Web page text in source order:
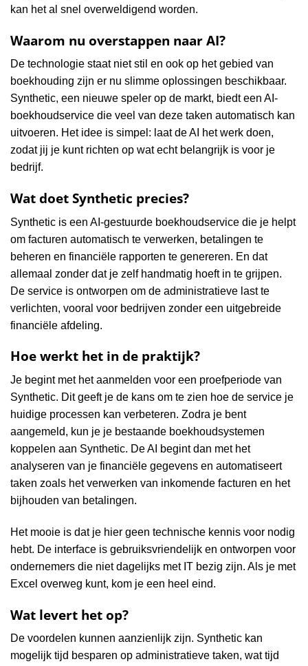
kan het al snel overweldigend worden.
Waarom nu overstappen naar AI?
De technologie staat niet stil en ook op het gebied van
boekhouding zijn er nu slimme oplossingen beschikbaar.
Synthetic, een nieuwe speler op de markt, biedt een AI-
boekhoudservice die veel van deze taken automatisch kan
uitvoeren. Het idee is simpel: laat de AI het werk doen,
zodat jij je kunt richten op wat echt belangrijk is voor je
bedrijf.
Wat doet Synthetic precies?
Synthetic is een AI-gestuurde boekhoudservice die je helpt
om facturen automatisch te verwerken, betalingen te
beheren en financiële rapporten te genereren. En dat
allemaal zonder dat je zelf handmatig hoeft in te grijpen.
De service is ontworpen om de administratieve last te
verlichten, vooral voor bedrijven zonder een uitgebreide
financiële afdeling.
Hoe werkt het in de praktijk?
Je begint met het aanmelden voor een proefperiode van
Synthetic. Dit geeft je de kans om te zien hoe de service je
huidige processen kan verbeteren. Zodra je bent
aangemeld, kun je je bestaande boekhoudsystemen
koppelen aan Synthetic. De AI begint dan met het
analyseren van je financiële gegevens en automatiseert
taken zoals het verwerken van inkomende facturen en het
bijhouden van betalingen.
Het mooie is dat je hier geen technische kennis voor nodig
hebt. De interface is gebruiksvriendelijk en ontworpen voor
ondernemers die niet dagelijks met IT bezig zijn. Als je met
Excel overweg kunt, kom je een heel eind.
Wat levert het op?
De voordelen kunnen aanzienlijk zijn. Synthetic kan
mogelijk tijd besparen op administratieve taken, wat tijd